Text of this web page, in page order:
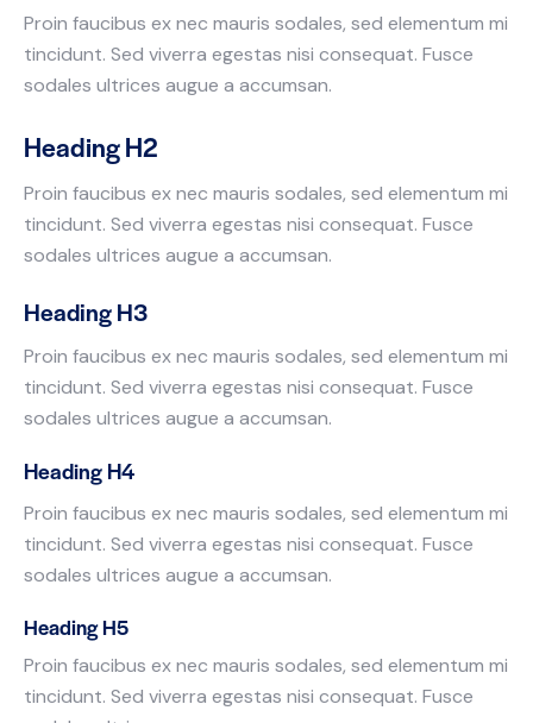
Proin faucibus ex nec mauris sodales, sed elementum mi
tincidunt. Sed viverra egestas nisi consequat. Fusce
sodales ultrices augue a accumsan.
Heading H2
Proin faucibus ex nec mauris sodales, sed elementum mi
tincidunt. Sed viverra egestas nisi consequat. Fusce
sodales ultrices augue a accumsan.
Heading H3
Proin faucibus ex nec mauris sodales, sed elementum mi
tincidunt. Sed viverra egestas nisi consequat. Fusce
sodales ultrices augue a accumsan.
Heading H4
Proin faucibus ex nec mauris sodales, sed elementum mi
tincidunt. Sed viverra egestas nisi consequat. Fusce
sodales ultrices augue a accumsan.
Heading H5
Proin faucibus ex nec mauris sodales, sed elementum mi
tincidunt. Sed viverra egestas nisi consequat. Fusce